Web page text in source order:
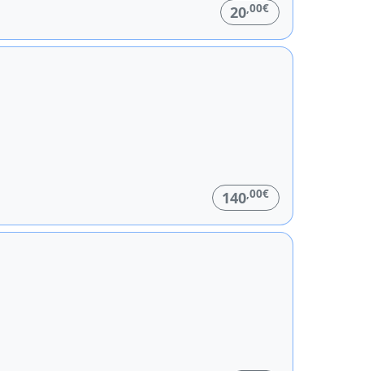
20,00€
140,00€